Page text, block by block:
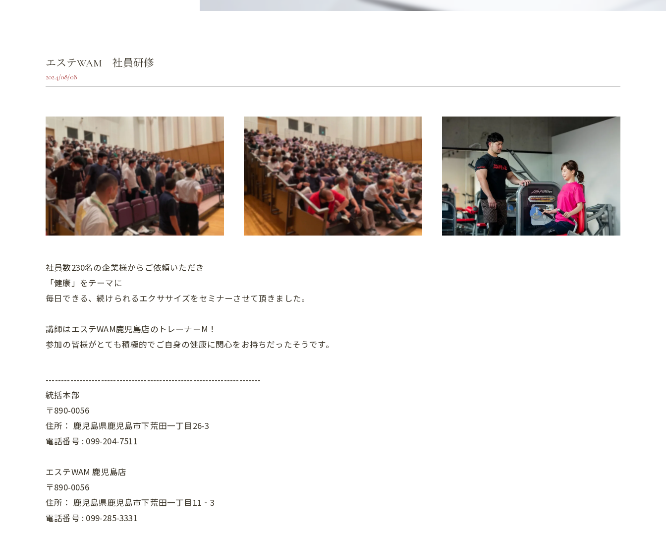
エステWAM 社員研修
2024/08/08
社員数230名の企業様からご依頼いただき
「健康」をテーマに
毎日できる、続けられるエクササイズをセミナーさせて頂きました。
講師はエステWAM鹿児島店のトレーナーM！
参加の皆様がとても積極的でご自身の健康に関心をお持ちだったそうです。
----------------------------------------------------------------------
統括本部
〒890-0056
住所： 鹿児島県鹿児島市下荒田一丁目26-3
電話番号 : 099-204-7511
エステWAM 鹿児島店
〒890-0056
住所： 鹿児島県鹿児島市下荒田一丁目11‐3
電話番号 : 099-285-3331